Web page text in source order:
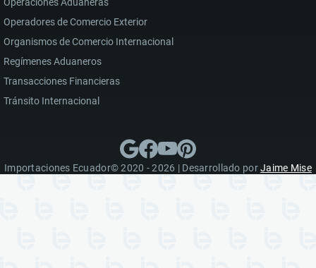
Operadores de Comercio Exterior
Organismos de Comercio Internacional
Regímenes Aduaneros
Transacciones Financieras
Tránsito Internacional
Importaciones Ecuador© 2020 - 2026 | Desarrollado porJaime Mise